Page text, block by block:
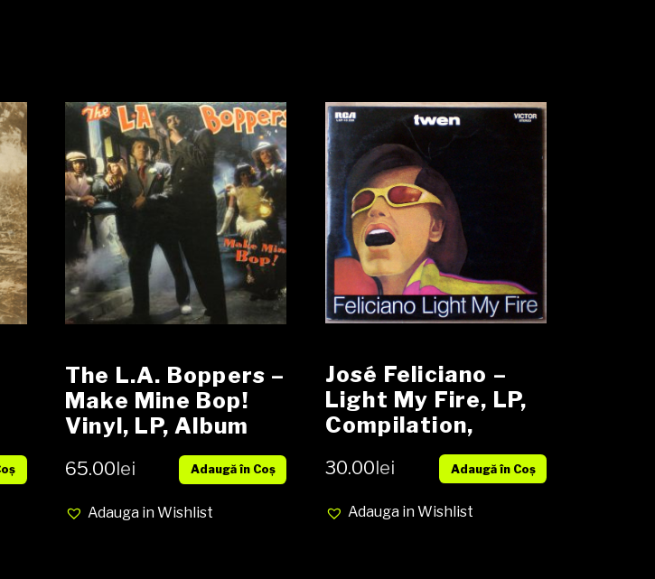
The L.A. Boppers ‎–
Make Mine Bop!
Vinyl, LP, Album
media EX cover EX
(SH)
65.00lei Adaugă în Coș
Adauga in Wishlist
José Feliciano ‎–
Light My Fire, LP,
Compilation,
Media VG-, Cover
VG (SH)
30.00lei Adaugă în Coș
Adauga in Wishlist